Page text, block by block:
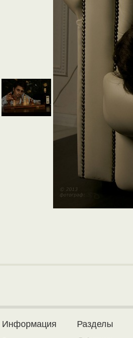
Информация Разделы